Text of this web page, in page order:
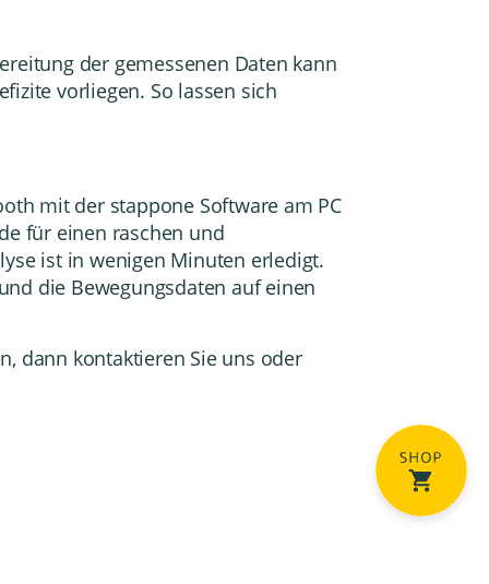
der gemessenen Daten kann
vorliegen. So lassen sich
mit der stappone Software am PC
für einen raschen und
ist in wenigen Minuten erledigt.
die Bewegungsdaten auf einen
dann kontaktieren Sie uns oder